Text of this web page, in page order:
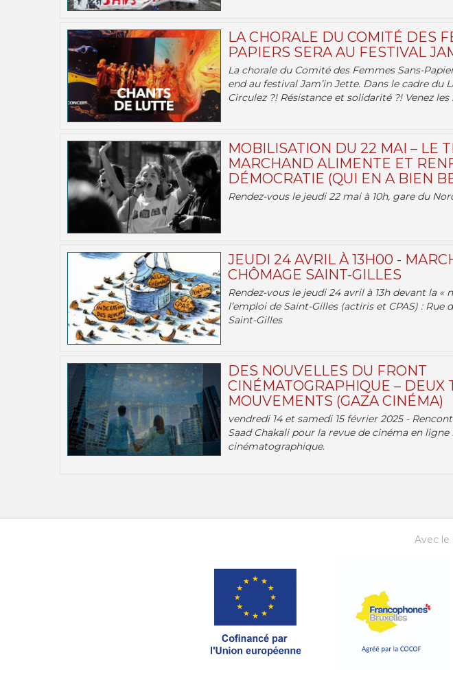
LA CHORALE DU COMITÉ DES
PAPIERS SERA AU FESTIVAL
La chorale du Comité des Femmes Sans-
end au festival Jam’in Jette. Dans le cadre du
Circulez ?! Résistance et solidarité ?! Venez les
MOBILISATION DU 22 MAI – LE
MARCHAND ALIMENTE ET
DÉMOCRATIE (QUI EN A BIEN
Rendez-vous le jeudi 22 mai à 10h, gare du
JEUDI 24 AVRIL À 13H00 -
CHÔMAGE SAINT-GILLES
Rendez-vous le jeudi 24 avril à 13h devant la «
l’emploi de Saint-Gilles (actiris et CPAS) : Rue
Saint-Gilles
DES NOUVELLES DU FRONT
CINÉMATOGRAPHIQUE – DEUX
MOUVEMENTS (GAZA CINÉMA)
vendredi 14 et samedi 15 février 2025 -
Saad Chakali pour la revue de cinéma en
cinématographique.
Avec le